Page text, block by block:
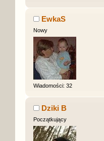
EwkaS
Nowy
Wiadomości: 32
Dziki B
Początkujący